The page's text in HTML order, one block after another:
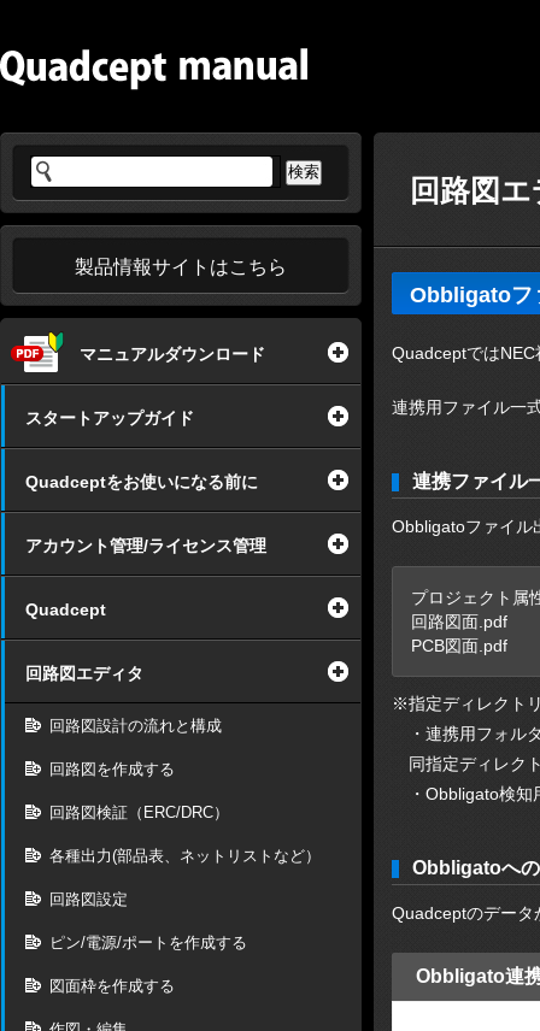
製品情報サイトはこちら
マニュアルダウンロード
スタートアップガイド
Quadceptをお使いになる前に
アカウント管理/ライセンス管理
Quadcept
回路図エディタ
回路図設計の流れと構成
回路図を作成する
回路図検証（ERC/DRC）
各種出力(部品表、ネットリストなど）
回路図設定
ピン/電源/ポートを作成する
図面枠を作成する
回路図
Obbligatoフ
Quadceptでは
連携用ファイル一
連携ファイル
Obbligatoファイル
プロジェクト属
回路図面.pdf
PCB図面.pdf
※指定ディレクト
・連携用フォル
同指定ディレク
・Obbligato検知
Obbligatoへ
Quadceptのデータ
Obbligato連